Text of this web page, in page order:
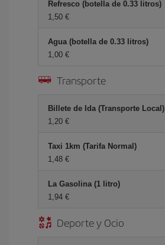
Refresco (botella de 0.33 litros)
1,50 €
Agua (botella de 0.33 litros)
1,00 €
Transporte
Billete de Ida (Transporte Local)
1,20 €
Taxi 1km (Tarifa Normal)
1,48 €
La Gasolina (1 litro)
1,94 €
Deporte y Ocio